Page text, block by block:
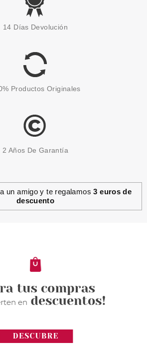
14 Días Devolución
Productos Originales
2 Años De Garantía
a un amigo y te regalamos3 euros de
descuento